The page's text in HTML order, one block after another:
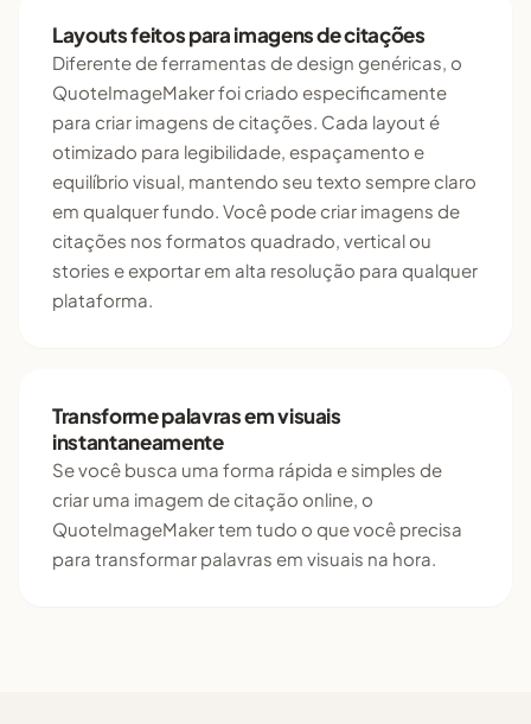
Layouts feitos para imagens de citações
Diferente de ferramentas de design genéricas, o
QuoteImageMaker foi criado especificamente
para criar imagens de citações. Cada layout é
otimizado para legibilidade, espaçamento e
equilíbrio visual, mantendo seu texto sempre claro
em qualquer fundo. Você pode criar imagens de
citações nos formatos quadrado, vertical ou
stories e exportar em alta resolução para qualquer
plataforma.
Transforme palavras em visuais
instantaneamente
Se você busca uma forma rápida e simples de
criar uma imagem de citação online, o
QuoteImageMaker tem tudo o que você precisa
para transformar palavras em visuais na hora.